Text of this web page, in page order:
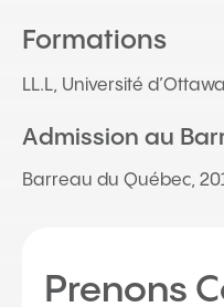
Formations
LL.L, Université
Admission au
Barreau du Québec,
Prenons